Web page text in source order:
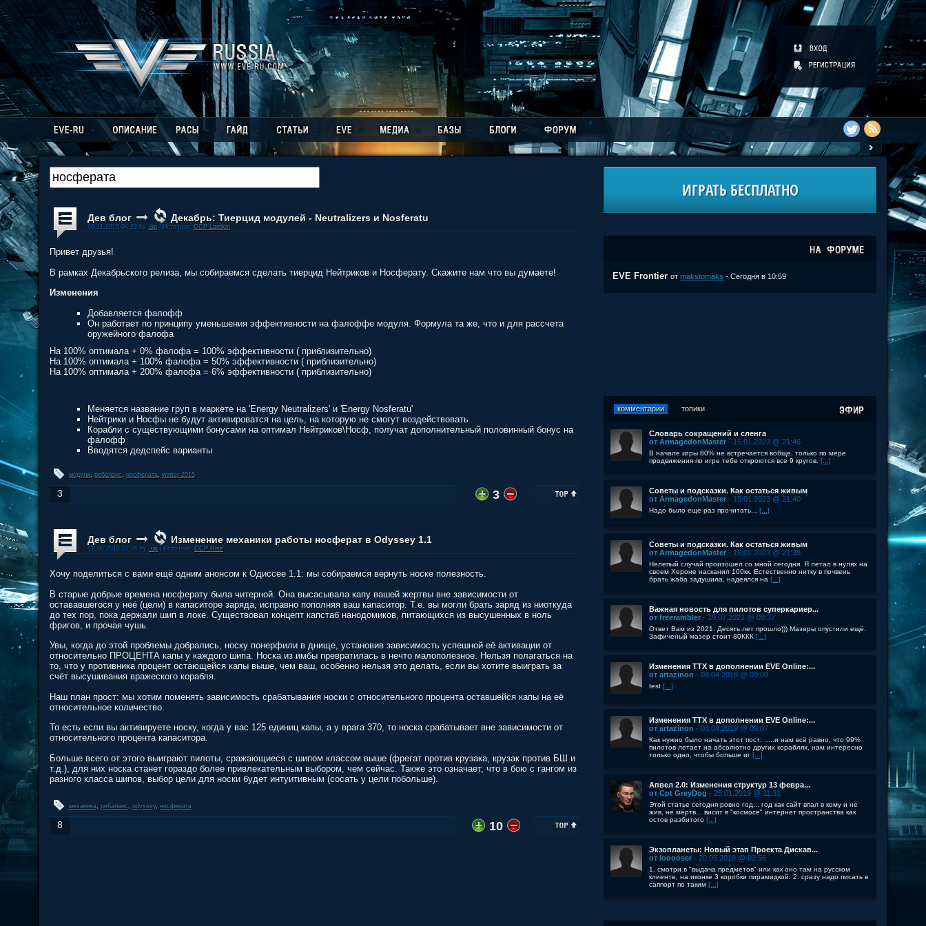
Дев блог Декабрь: Тиерцид модулей - Neutralizers и Nosferatu
09.11.2015 04:23 by .up| Источник: CCP Larrikin
Привет друзья!
В рамках Декабрьского релиза, мы собираемся сделать тиерцид Нейтриков и Носферату. Скажите нам что вы думаете!
Изменения
Добавляется фалофф
Он работает по принципу уменьшения эффективности на фалоффе модуля. Формула та же, что и для рассчета
оружейного фалофа
На 100% оптимала + 0% фалофа = 100% эффективности ( приблизительно)
На 100% оптимала + 100% фалофа = 50% эффективности ( приблизительно)
На 100% оптимала + 200% фалофа = 6% эффективности ( приблизительно)
Меняется название груп в маркете на 'Energy Neutralizers' и 'Energy Nosferatu'
Нейтрики и Носфы не будут активироватся на цель, на которую не смогут воздействовать
Корабли с существующими бонусами на оптимал Нейтриков\Носф, получат дополнительный половинный бонус на
фалофф
Вводятся дедспейс варианты
модули, ребаланс, носферата, winter 2015
3 3
Дев блог Изменение механики работы носферат в Odyssey 1.1
19.06.2013 22:28 by .up| Источник: CCP Rise
Хочу поделиться с вами ещё одним анонсом к Одиссее 1.1: мы собираемся вернуть носке полезность.
В старые добрые времена носферату была читерной. Она высасывала капу вашей жертвы вне зависимости от
остававшегося у неё (цели) в капаситоре заряда, исправно пополняя ваш капаситор. Т.е. вы могли брать заряд из ниоткуда
до тех пор, пока держали шип в локе. Существовал концепт капстаб нанодомиков, питающихся из высушенных в ноль
фригов, и прочая чушь.
Увы, когда до этой проблемы добрались, носку понерфили в днище, установив зависимость успешной её активации от
относительно ПРОЦЕНТА капы у каждого шипа. Носка из имбы превратилась в нечто малополезное. Нельзя полагаться на
то, что у противника процент остающейся капы выше, чем ваш, особенно нельзя это делать, если вы хотите выиграть за
счёт высушивания вражеского корабля.
Наш план прост: мы хотим поменять зависимость срабатывания носки с относительного процента оставшейся капы на её
относительное количество.
То есть если вы активируете носку, когда у вас 125 единиц капы, а у врага 370, то носка срабатывает вне зависимости от
относительного процента капаситора.
Больше всего от этого выиграют пилоты, сражающиеся с шипом классом выше (фрегат против крузака, крузак против БШ и
т.д.), для них носка станет гораздо более привлекательным выбором, чем сейчас. Также это означает, что в бою с гангом из
разного класса шипов, выбор цели для носки будет интуитивным (сосать у цели побольше).
механика, ребаланс, odyssey, носферата
8 10
ИГРАТЬ БЕСПЛАТНО
EVE Frontier от makstomaks - Сегодня в 10:59
комментарии топики
Словарь сокращений и сленга
от ArmagedonMaster - 15.01.2023 @ 21:46
В начале игры 80% не встречается вобще, только по мере
продвижения по игре тебе откроются все 9 кругов. [...]
Советы и подсказки. Как остаться живым
от ArmagedonMaster - 15.01.2023 @ 21:40
Надо было еще раз прочитать... [...]
Советы и подсказки. Как остаться живым
от ArmagedonMaster - 15.01.2023 @ 21:38
Нелепый случай произошел со мной сегодня. Я летал в нулях на
своем Хероне насканил 100кк. Естественно нитку в почвень
брать жаба задушила, надеялся на [...]
Важная новость для пилотов суперкариер...
от freerambler - 19.07.2021 @ 08:37
Ответ Вам из 2021. Десять лет прошло))) Мазеры опустили ещё.
Зафиченый мазер стоит 80ККК [...]
Изменения ТТХ в дополнении EVE Online:...
от artazinon - 08.04.2019 @ 09:08
test [...]
Изменения ТТХ в дополнении EVE Online:...
от artazinon - 08.04.2019 @ 09:07
Как нужно было начать этот пост: .....и нам всё равно, что 99%
пилотов летает на абсолютно других кораблях, нам интересно
только одно, чтобы больше иг [...]
Апвел 2.0: Изменения структур 13 февра...
от Cpt GreyDog - 25.01.2019 @ 11:31
Этой статье сегодня ровно год... год как сайт впал в кому и не
жив, не мёртв... висит в "космосе" интернет пространства как
остов разбитого [...]
Экзопланеты: Новый этап Проекта Дискав...
от looooser - 20.05.2018 @ 03:56
1. смотри в "выдача предметов" или как оно там на русском
клиенте, на иконке 3 коробки пирамидкой. 2. сразу надо писать в
саппорт по таким [...]